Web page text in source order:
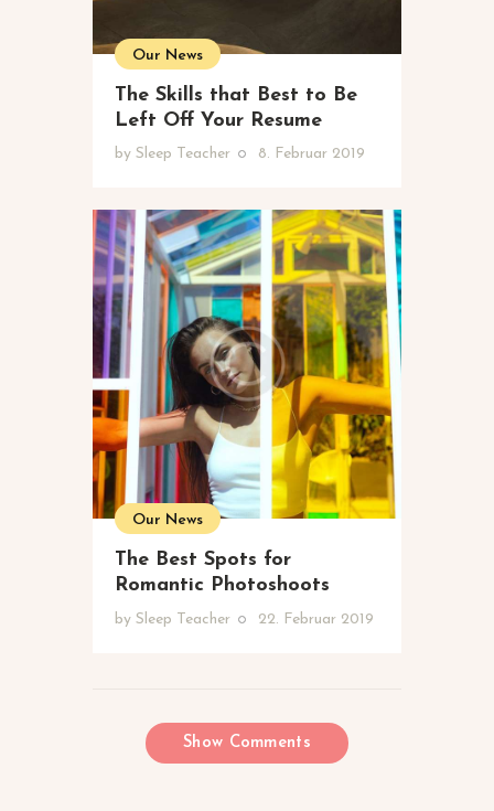
Our News
The Skills that Best to Be
Left Off Your Resume
by Sleep Teacher 8. Februar 2019
Our News
The Best Spots for
Romantic Photoshoots
by Sleep Teacher 22. Februar 2019
Show Comments